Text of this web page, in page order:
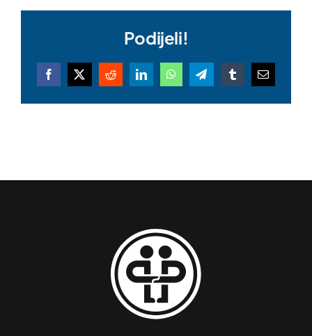
Podijeli!
Facebook
X RedditLinkedInWhatsAppTelegramTumblrEmail